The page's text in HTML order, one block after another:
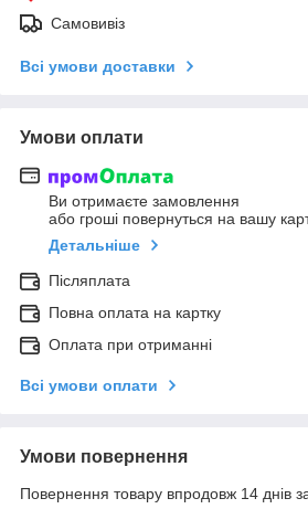
Самовивіз
Всі умови доставки
Умови оплати
Ви отримаєте замовлення
або гроші повернуться на вашу
Детальніше
Післяплата
Повна оплата на картку
Оплата при отриманні
Всі умови оплати
Умови повернення
Повернення товару впродовж 14 днів